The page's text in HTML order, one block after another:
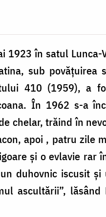
1923 în satul
sub povățuirea
410 (1959), a
În 1962 s-a
chelar, trăind în
apoi , patru zile
și o evlavie rar
duhovnic iscusit
ascultării”,